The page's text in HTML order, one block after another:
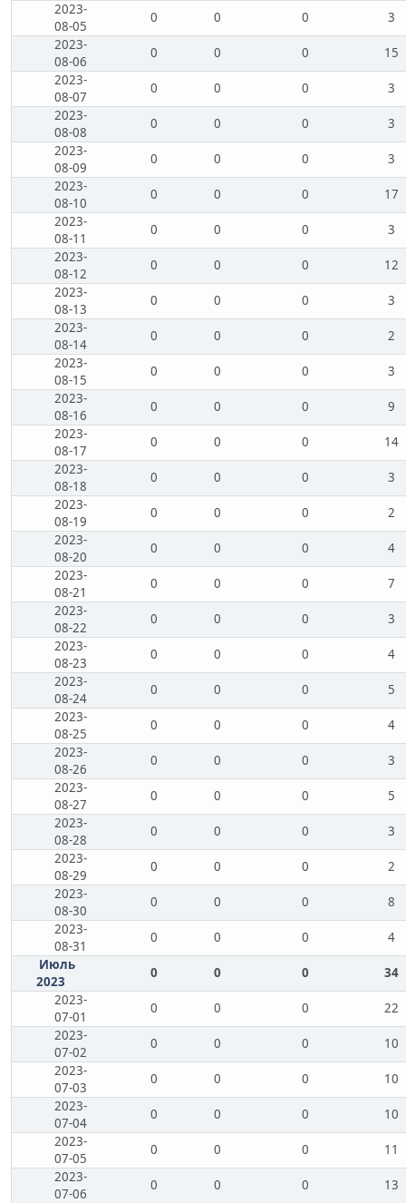
2023-
08-05
0 0 0
3
2023-
08-06
0 0 0
15
2023-
08-07
0 0 0
3
2023-
08-08
0 0 0
3
2023-
08-09
0 0 0
3
2023-
08-10
0 0 0
17
2023-
08-11
0 0 0
3
2023-
08-12
0 0 0
12
2023-
08-13
0 0 0
3
2023-
08-14
0 0 0
2
2023-
08-15
0 0 0
3
2023-
08-16
0 0 0
9
2023-
08-17
0 0 0
14
2023-
08-18
0 0 0
3
2023-
08-19
0 0 0
2
2023-
08-20
0 0 0
4
2023-
08-21
0 0 0
7
2023-
08-22
0 0 0
3
2023-
08-23
0 0 0
4
2023-
08-24
0 0 0
5
2023-
08-25
0 0 0
4
2023-
08-26
0 0 0
3
2023-
08-27
0 0 0
5
2023-
08-28
0 0 0
3
2023-
08-29
0 0 0
2
2023-
08-30
0 0 0
8
2023-
08-31
0 0 0
4
Июль
2023
0 0 0
34
2023-
07-01
0 0 0
22
2023-
07-02
0 0 0
10
2023-
07-03
0 0 0
10
2023-
07-04
0 0 0
10
2023-
07-05
0 0 0
11
2023-
07-06
0 0 0
13